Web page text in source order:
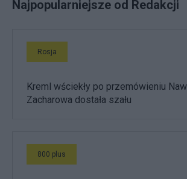
Najpopularniejsze od Redakcji
Rosja
Kreml wściekły po przemówieniu
Zacharowa dostała szału
800 plus